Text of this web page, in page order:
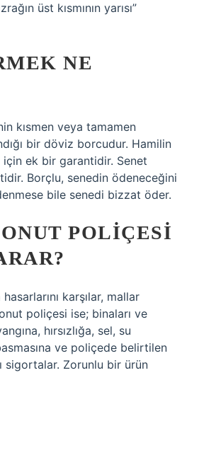
üst kısmının yarısı”
NE
kısmen veya tamamen
bir döviz borcudur. Hamilin
için ek bir garantidir. Senet
Borçlu, senedin ödeneceğini
bile senedi bizzat öder.
POLIÇESI
karşılar, mallar
poliçesi ise; binaları ve
hırsızlığa, sel, su
ve poliçede belirtilen
sigortalar. Zorunlu bir ürün